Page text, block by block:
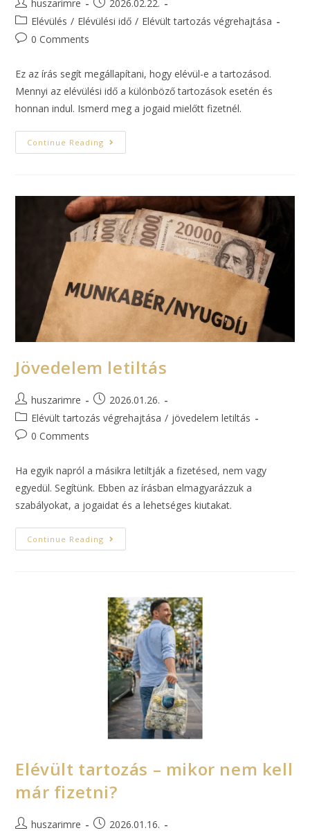
huszarimre
2026.02.22.
Elévülés / Elévülési idő / Elévült tartozás végrehajtása
0 Comments
Ez az írás segít megállapítani, hogy elévül-e a tartozásod.
Mennyi az elévülési idő a különböző tartozások esetén és
honnan indul. Ismerd meg a jogaid mielőtt fizetnél.
Continue Reading
Jövedelem letiltás
huszarimre
2026.01.26.
Elévült tartozás végrehajtása / jövedelem letiltás
0 Comments
Ha egyik napról a másikra letiltják a fizetésed, nem vagy
egyedül. Segítünk. Ebben az írásban elmagyarázzuk a
szabályokat, a jogaidat és a lehetséges kiutakat.
Continue Reading
Elévült tartozás – mikor nem kell
már fizetni?
huszarimre
2026.01.16.